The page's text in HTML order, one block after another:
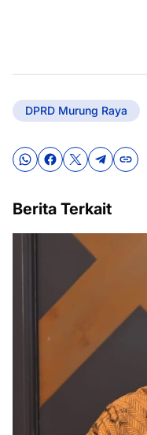
DPRD Murung Raya
Berita Terkait